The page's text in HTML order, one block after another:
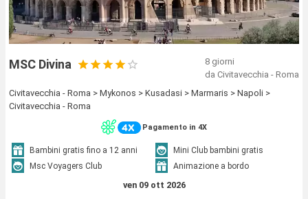
MSC Divina
8 giorni
da Civitavecchia - Roma
Civitavecchia - Roma > Mykonos > Kusadasi > Marmaris > Napoli >
Civitavecchia - Roma
Pagamento in 4X
Bambini gratis fino a 12 anni
Mini Club bambini gratis
Msc Voyagers Club
Animazione a bordo
ven 09 ott 2026